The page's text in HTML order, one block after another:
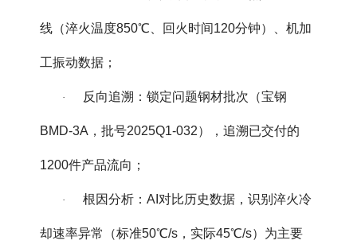
线（淬火温度850℃、回火时间120分钟）、机加
工振动数据；
· 反向追溯：锁定问题钢材批次（宝钢
BMD-3A，批号2025Q1-032），追溯已交付的
1200件产品流向；
· 根因分析：AI对比历史数据，识别淬火冷
却速率异常（标准50℃/s，实际45℃/s）为主要